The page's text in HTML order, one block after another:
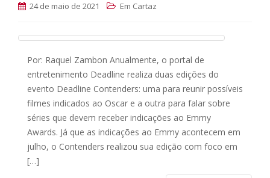
24 de maio de 2021 Em Cartaz
Por: Raquel Zambon Anualmente, o portal de
entretenimento Deadline realiza duas edições do
evento Deadline Contenders: uma para reunir possíveis
filmes indicados ao Oscar e a outra para falar sobre
séries que devem receber indicações ao Emmy
Awards. Já que as indicações ao Emmy acontecem em
julho, o Contenders realizou sua edição com foco em
[…]